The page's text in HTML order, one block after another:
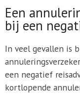
Een
bij een
In veel gevallen is
een negatief
kortlopende